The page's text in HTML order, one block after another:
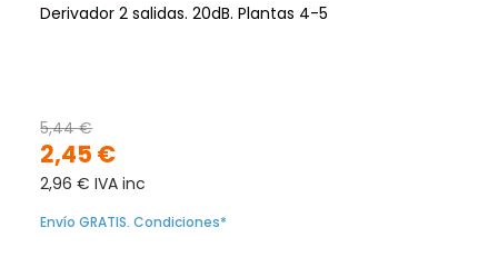
Derivador 2 salidas. 20dB. Plantas 4-5
2,45 €
5,44 €
2,96 € IVA inc
Envío GRATIS. Condiciones*